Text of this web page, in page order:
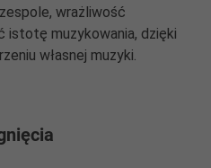
wrażliwość
istotę muzykowania, dzięki
własnej muzyki.